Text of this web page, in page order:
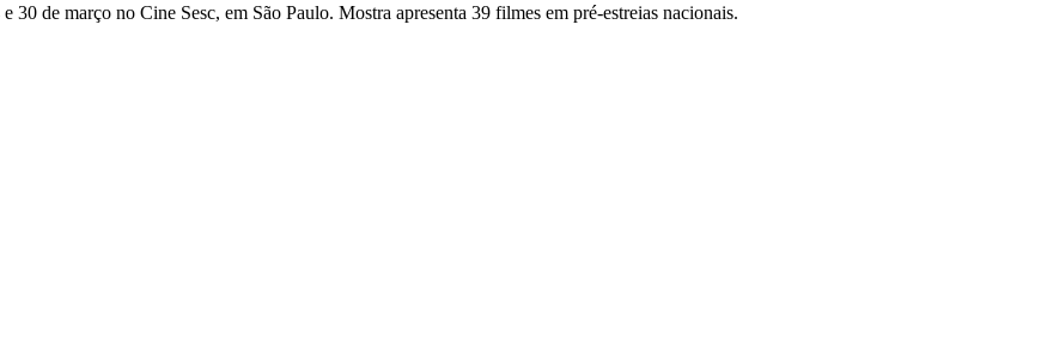
de março no Cine Sesc, em São Paulo. Mostra apresenta 39 filmes em pré-estreias nacionais.